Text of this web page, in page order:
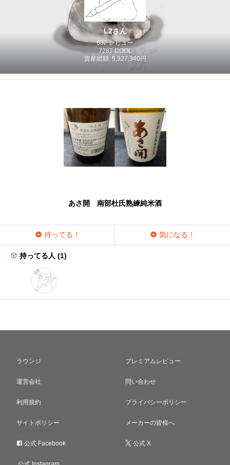
L2さん
682 レビュー
7287 COOL
資産総額: 5,327,340円
あさ開 南部杜氏熟練純米酒
持ってる！ 気になる！
持ってる人 (1)
ラウンジ プレミアムレビュー
運営会社 問い合わせ
利用規約 プライバシーポリシー
サイトポリシー メーカーの皆様へ
公式 Facebook 公式 X